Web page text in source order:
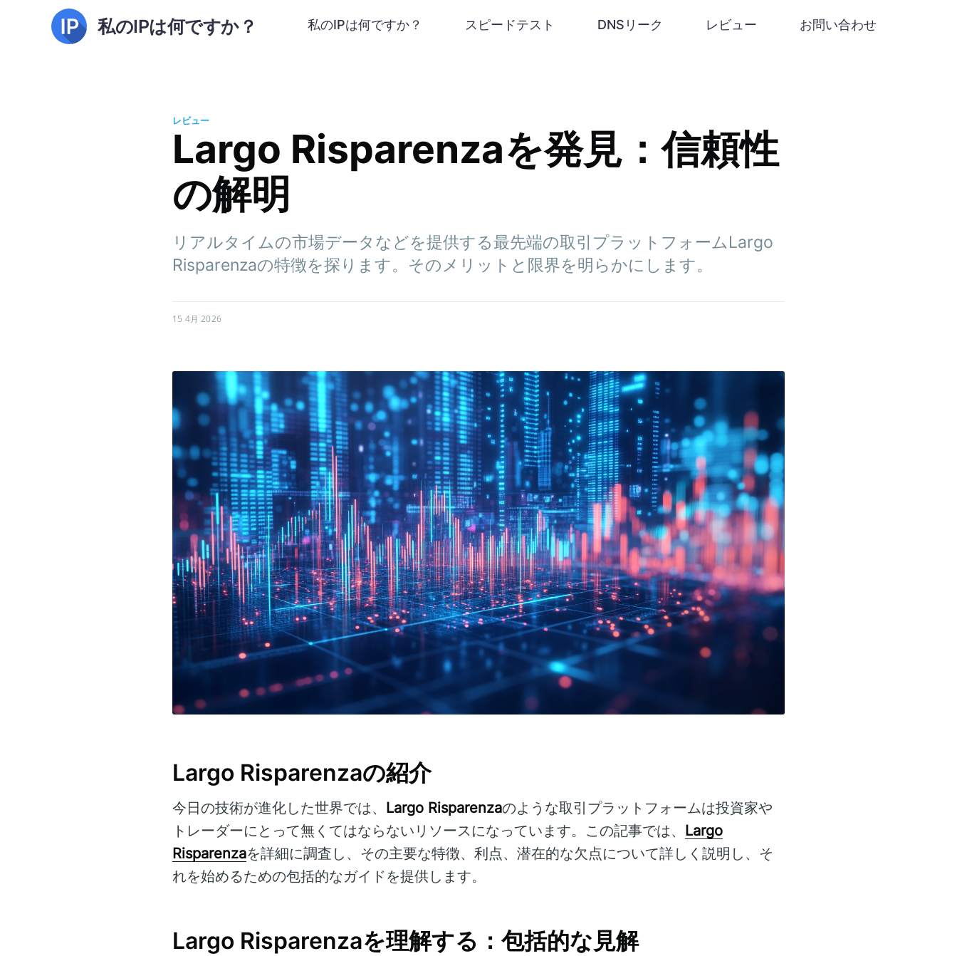
私のIPは何ですか？ 私のIPは何ですか？ スピードテスト DNSリーク レビュー お問い合わせ
レビュー
Largo Risparenzaを発見：信頼性
の解明
リアルタイムの市場データなどを提供する最先端の取引プラットフォームLargo
Risparenzaの特徴を探ります。そのメリットと限界を明らかにします。
15 4月 2026
Largo Risparenzaの紹介
今日の技術が進化した世界では、 Largo Risparenzaのような取引プラットフォームは投資家や
トレーダーにとって無くてはならないリソースになっています。この記事では、 Largo
Risparenzaを詳細に調査し、その主要な特徴、利点、潜在的な欠点について詳しく説明し、そ
れを始めるための包括的なガイドを提供します。
Largo Risparenzaを理解する：包括的な見解